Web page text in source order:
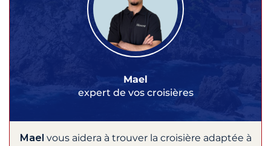
Mael
expert de vos croisières
Mael vous aidera à trouver la croisière adaptée à